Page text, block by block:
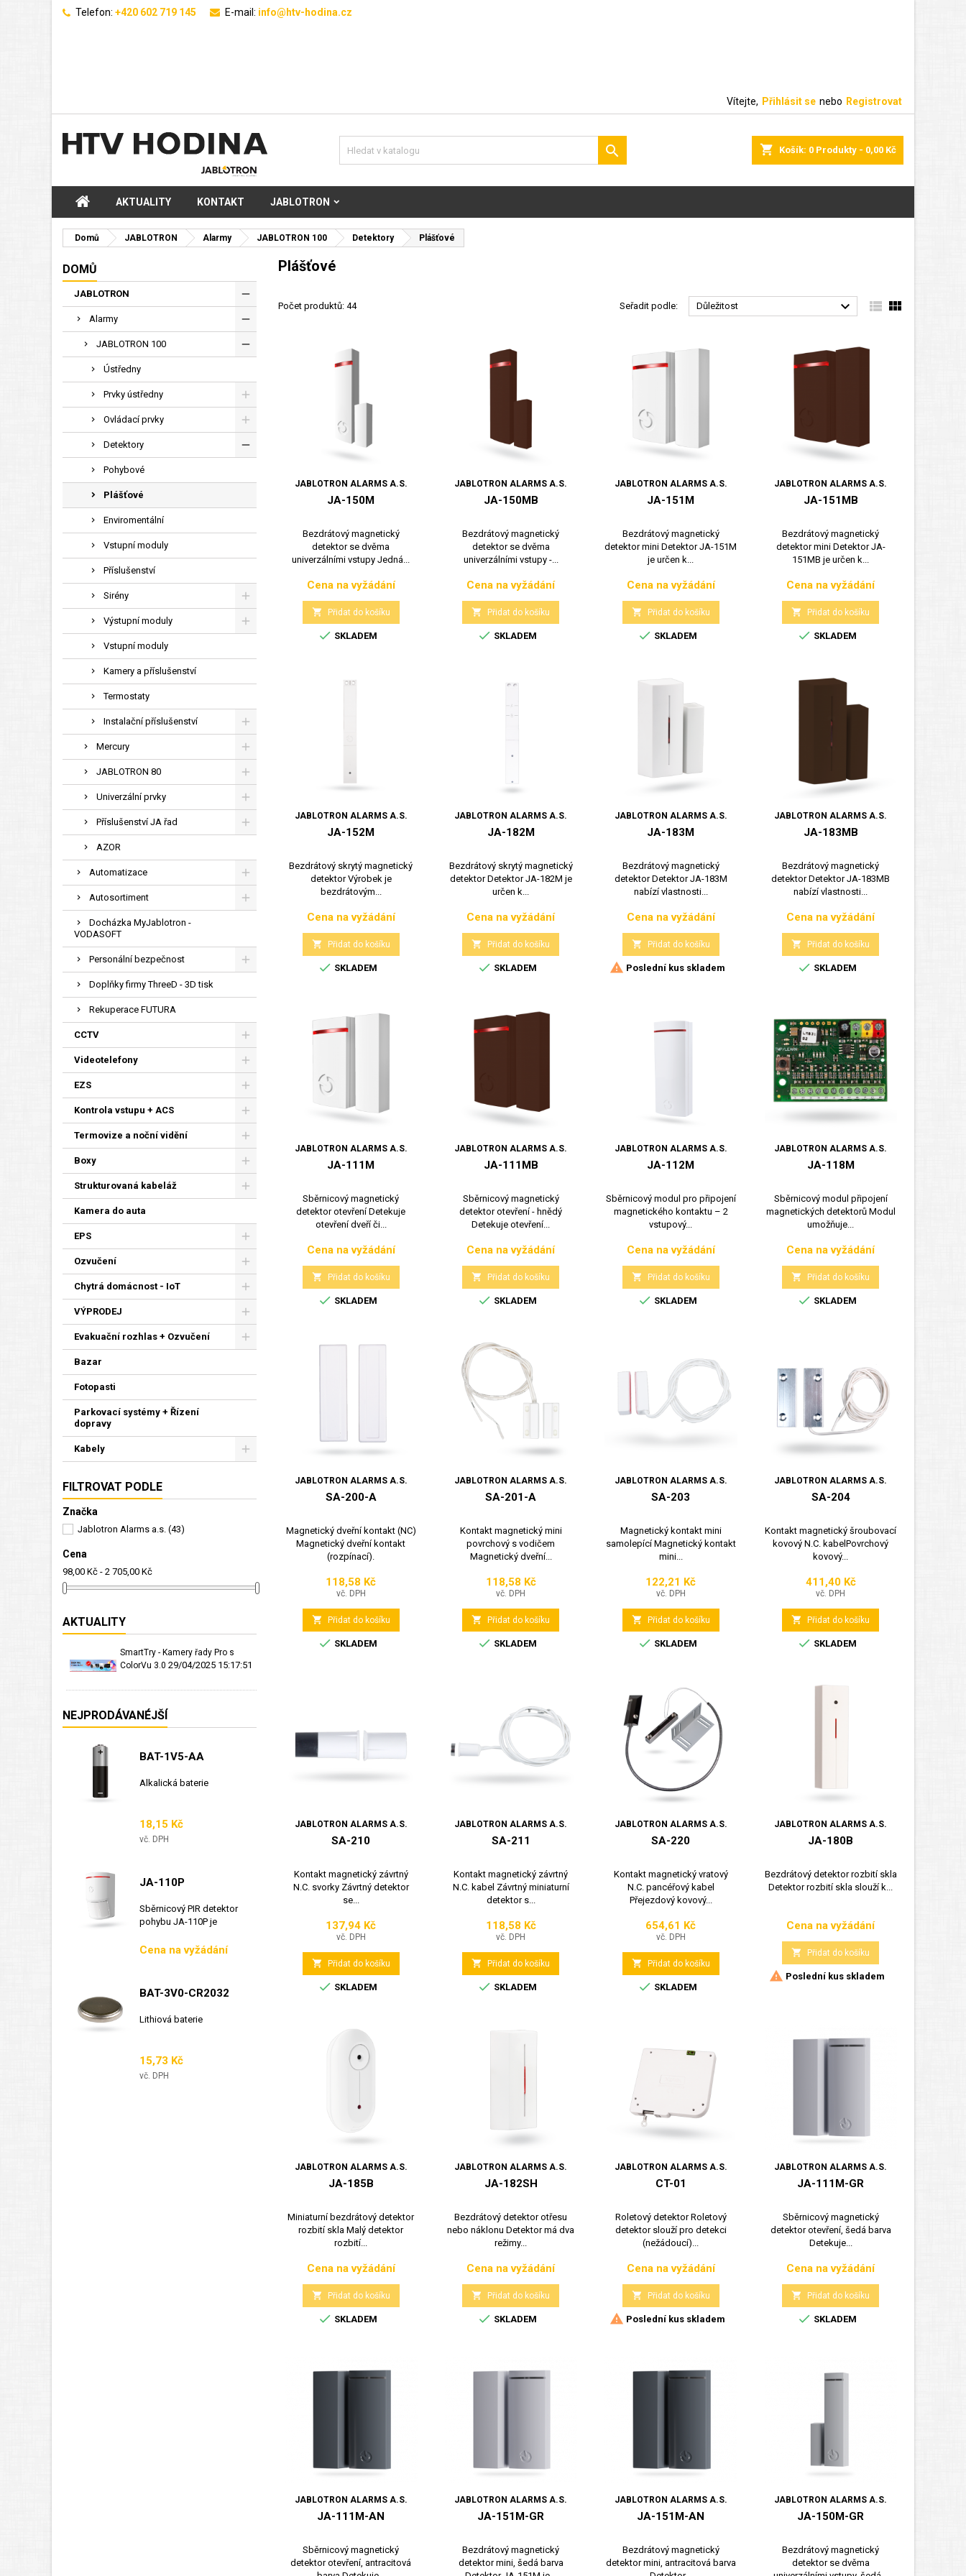
Telefon: +420 602 719 145 E-mail: info@htv-hodina.cz
Vítejte, Přihlásit se nebo Registrovat
shopping_cart Košík: 0 Produkty - 0,00 Kč

AKTUALITY KONTAKT JABLOTRON
Domů JABLOTRON Alarmy JABLOTRON 100 Detektory Plášťové
DOMŮ
JABLOTRON
Alarmy
JABLOTRON 100
Ústředny
Prvky ústředny
Ovládací prvky
Detektory
Pohybové
Plášťové
Enviromentální
Vstupní moduly
Příslušenství
Sirény
Výstupní moduly
Vstupní moduly
Kamery a příslušenství
Termostaty
Instalační příslušenství
Mercury
JABLOTRON 80
Univerzální prvky
Příslušenství JA řad
AZOR
Automatizace
Autosortiment
Docházka MyJablotron -
VODASOFT
Personální bezpečnost
Doplňky firmy ThreeD - 3D tisk
Rekuperace FUTURA
CCTV
Videotelefony
EZS
Kontrola vstupu + ACS
Termovize a noční vidění
Boxy
Strukturovaná kabeláž
Kamera do auta
EPS
Ozvučení
Chytrá domácnost - IoT
VÝPRODEJ
Evakuační rozhlas + Ozvučení
Bazar
Fotopasti
Parkovací systémy + Řízení
dopravy
Kabely
FILTROVAT PODLE
Značka
Jablotron Alarms a.s. (43)
Cena
98,00 Kč - 2 705,00 Kč
AKTUALITY
SmartTry - Kamery řady Pro s
ColorVu 3.0 29/04/2025 15:17:51
NEJPRODÁVANÉJŠÍ
BAT-1V5-AA
Alkalická baterie
Cena
18,15 Kč
vč. DPH
JA-110P
Sběrnicový PIR detektor
pohybu JA-110P je
Cena
Cena na vyžádání
BAT-3V0-CR2032
Lithiová baterie
Cena
15,73 Kč
vč. DPH
Plášťové
Počet produktů: 44 Seřadit podle: Důležitost   
JABLOTRON ALARMS A.S.
JA-150M
Bezdrátový magnetický
detektor se dvěma
univerzálními vstupy Jedná...
Cena
Cena na vyžádání
 Přidat do košíku
 SKLADEM
JABLOTRON ALARMS A.S.
JA-150MB
Bezdrátový magnetický
detektor se dvěma
univerzálními vstupy -...
Cena
Cena na vyžádání
 Přidat do košíku
 SKLADEM
JABLOTRON ALARMS A.S.
JA-151M
Bezdrátový magnetický
detektor mini Detektor JA-151M
je určen k...
Cena
Cena na vyžádání
 Přidat do košíku
 SKLADEM
JABLOTRON ALARMS A.S.
JA-151MB
Bezdrátový magnetický
detektor mini Detektor JA-
151MB je určen k...
Cena
Cena na vyžádání
 Přidat do košíku
 SKLADEM
JABLOTRON ALARMS A.S.
JA-152M
Bezdrátový skrytý magnetický
detektor Výrobek je
bezdrátovým...
Cena
Cena na vyžádání
 Přidat do košíku
 SKLADEM
JABLOTRON ALARMS A.S.
JA-182M
Bezdrátový skrytý magnetický
detektor Detektor JA-182M je
určen k...
Cena
Cena na vyžádání
 Přidat do košíku
 SKLADEM
JABLOTRON ALARMS A.S.
JA-183M
Bezdrátový magnetický
detektor Detektor JA-183M
nabízí vlastnosti...
Cena
Cena na vyžádání
 Přidat do košíku
 Poslední kus skladem
JABLOTRON ALARMS A.S.
JA-183MB
Bezdrátový magnetický
detektor Detektor JA-183MB
nabízí vlastnosti...
Cena
Cena na vyžádání
 Přidat do košíku
 SKLADEM
JABLOTRON ALARMS A.S.
JA-111M
Sběrnicový magnetický
detektor otevření Detekuje
otevření dveří či...
Cena
Cena na vyžádání
 Přidat do košíku
 SKLADEM
JABLOTRON ALARMS A.S.
JA-111MB
Sběrnicový magnetický
detektor otevření - hnědý
Detekuje otevření...
Cena
Cena na vyžádání
 Přidat do košíku
 SKLADEM
JABLOTRON ALARMS A.S.
JA-112M
Sběrnicový modul pro připojení
magnetického kontaktu – 2
vstupový...
Cena
Cena na vyžádání
 Přidat do košíku
 SKLADEM
JABLOTRON ALARMS A.S.
JA-118M
Sběrnicový modul připojení
magnetických detektorů Modul
umožňuje...
Cena
Cena na vyžádání
 Přidat do košíku
 SKLADEM
JABLOTRON ALARMS A.S.
SA-200-A
Magnetický dveřní kontakt (NC)
Magnetický dveřní kontakt
(rozpínací).
Cena
118,58 Kč
vč. DPH
 Přidat do košíku
 SKLADEM
JABLOTRON ALARMS A.S.
SA-201-A
Kontakt magnetický mini
povrchový s vodičem
Magnetický dveřní...
Cena
118,58 Kč
vč. DPH
 Přidat do košíku
 SKLADEM
JABLOTRON ALARMS A.S.
SA-203
Magnetický kontakt mini
samolepící Magnetický kontakt
mini...
Cena
122,21 Kč
vč. DPH
 Přidat do košíku
 SKLADEM
JABLOTRON ALARMS A.S.
SA-204
Kontakt magnetický šroubovací
kovový N.C. kabelPovrchový
kovový...
Cena
411,40 Kč
vč. DPH
 Přidat do košíku
 SKLADEM
JABLOTRON ALARMS A.S.
SA-210
Kontakt magnetický závrtný
N.C. svorky Závrtný detektor
se...
Cena
137,94 Kč
vč. DPH
 Přidat do košíku
 SKLADEM
JABLOTRON ALARMS A.S.
SA-211
Kontakt magnetický závrtný
N.C. kabel Závrtný miniaturní
detektor s...
Cena
118,58 Kč
vč. DPH
 Přidat do košíku
 SKLADEM
JABLOTRON ALARMS A.S.
SA-220
Kontakt magnetický vratový
N.C. pancéřový kabel
Přejezdový kovový...
Cena
654,61 Kč
vč. DPH
 Přidat do košíku
 SKLADEM
JABLOTRON ALARMS A.S.
JA-180B
Bezdrátový detektor rozbití skla
Detektor rozbití skla slouží k...
Cena
Cena na vyžádání
 Přidat do košíku
 Poslední kus skladem
JABLOTRON ALARMS A.S.
JA-185B
Miniaturní bezdrátový detektor
rozbití skla Malý detektor
rozbití...
Cena
Cena na vyžádání
 Přidat do košíku
 SKLADEM
JABLOTRON ALARMS A.S.
JA-182SH
Bezdrátový detektor otřesu
nebo náklonu Detektor má dva
režimy...
Cena
Cena na vyžádání
 Přidat do košíku
 SKLADEM
JABLOTRON ALARMS A.S.
CT-01
Roletový detektor Roletový
detektor slouží pro detekci
(nežádoucí)...
Cena
Cena na vyžádání
 Přidat do košíku
 Poslední kus skladem
JABLOTRON ALARMS A.S.
JA-111M-GR
Sběrnicový magnetický
detektor otevření, šedá barva
Detekuje...
Cena
Cena na vyžádání
 Přidat do košíku
 SKLADEM
JABLOTRON ALARMS A.S.
JA-111M-AN
Sběrnicový magnetický
detektor otevření, antracitová
JABLOTRON ALARMS A.S.
JA-151M-GR
Bezdrátový magnetický
detektor mini, šedá barva
JABLOTRON ALARMS A.S.
JA-151M-AN
Bezdrátový magnetický
detektor mini, antracitová barva
JABLOTRON ALARMS A.S.
JA-150M-GR
Bezdrátový magnetický
detektor se dvěma